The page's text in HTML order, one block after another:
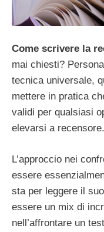
Come scrivere la
mai chiesti?
tecnica universale,
mettere in pratica
validi per qualsiasi
elevarsi a recensore.
L’approccio nei
essere
sta per leggere il
essere un mix di
nell’affrontare un